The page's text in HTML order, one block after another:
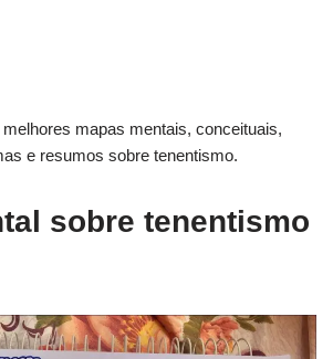
mapas mentais, conceituais,
e resumos sobre tenentismo.
sobre tenentismo